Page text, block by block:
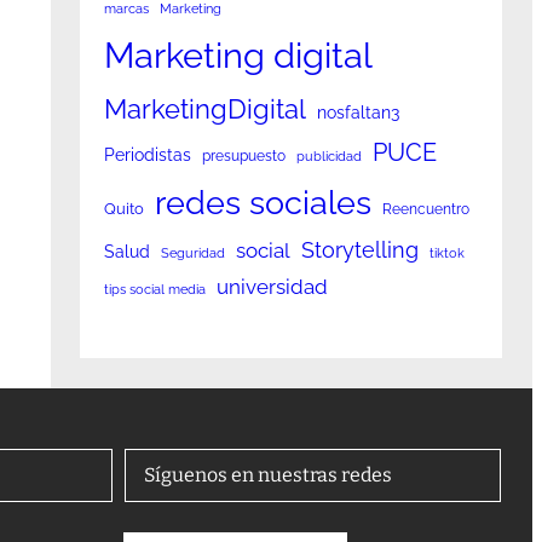
marcas Marketing
Marketing digital
MarketingDigital nosfaltan3
Periodistas presupuesto publicidad PUCE
Quito redes sociales Reencuentro
Salud Seguridad social Storytelling tiktok
tips social media universidad
Síguenos en nuestras redes